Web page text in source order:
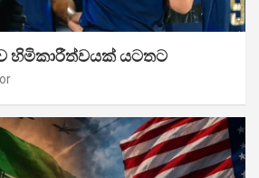
හිමිකාරීත්වයක් යටතට